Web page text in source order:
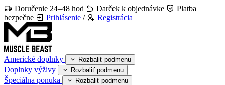
Doručenie 24–48 hod Darček k objednávke
Platba
bezpečne
Prihlásenie / Registrácia
Americké doplnky Rozbaliť podmenu
Doplnky výživy Rozbaliť podmenu
Špeciálna ponuka Rozbaliť podmenu